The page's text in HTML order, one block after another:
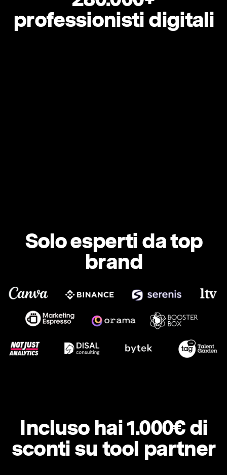
professionisti digitali
Solo esperti da top
brand
Incluso hai 1.000€ di
sconti su tool partner